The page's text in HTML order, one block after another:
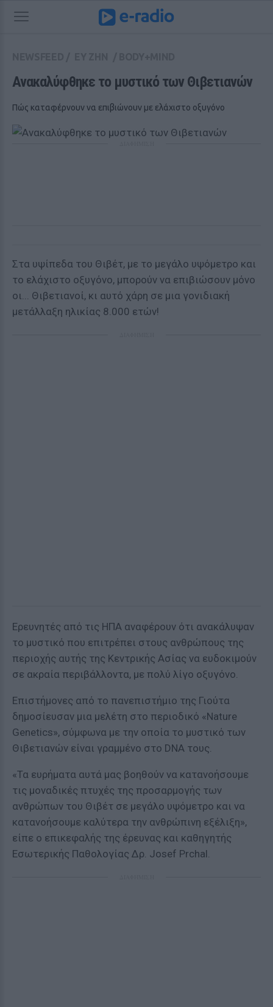
Ανακαλύφθηκε το μυστικό των Θιβετιανών
Πώς καταφέρνουν να επιβιώνουν με ελάχιστο οξυγόνο
Στα υψίπεδα του Θιβέτ, με το μεγάλο υψόμετρο και
το ελάχιστο οξυγόνο, μπορούν να επιβιώσουν μόνο
οι... Θιβετιανοί, κι αυτό χάρη σε μια γονιδιακή
μετάλλαξη ηλικίας 8.000 ετών!
Ερευνητές από τις ΗΠΑ αναφέρουν ότι ανακάλυψαν
το μυστικό που επιτρέπει στους ανθρώπους της
περιοχής αυτής της Κεντρικής Ασίας να ευδοκιμούν
σε ακραία περιβάλλοντα, με πολύ λίγο οξυγόνο.
Επιστήμονες από το πανεπιστήμιο της Γιούτα
δημοσίευσαν μια μελέτη στο περιοδικό «Nature
Genetics», σύμφωνα με την οποία το μυστικό των
Θιβετιανών είναι γραμμένο στο DNA τους.
«Τα ευρήματα αυτά μας βοηθούν να κατανοήσουμε
τις μοναδικές πτυχές της προσαρμογής των
ανθρώπων του Θιβέτ σε μεγάλο υψόμετρο και να
κατανοήσουμε καλύτερα την ανθρώπινη εξέλιξη»,
είπε ο επικεφαλής της έρευνας και καθηγητής
Εσωτερικής Παθολογίας Δρ. Josef Prchal.